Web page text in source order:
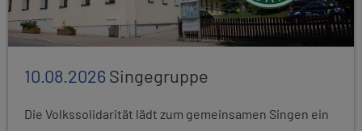
10.08.2026Singegruppe
Die Volkssolidarität lädt zum gemeinsamen Singen ein